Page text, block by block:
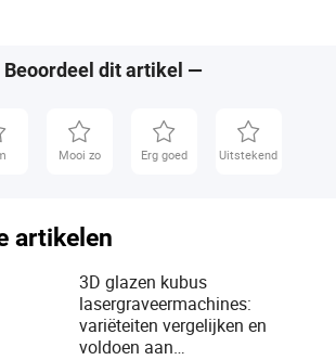
dit artikel —
Mooi zo Erg goed Uitstekend
artikelen
3D glazen kubus
lasergraveermachines:
variëteiten vergelijken en
voldoen aan